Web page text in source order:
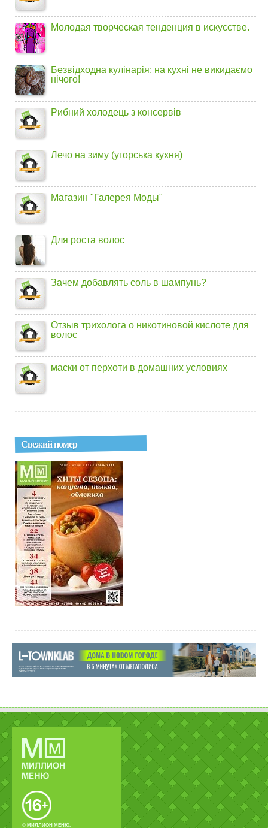
Молодая творческая тенденция в искусстве.
Безвідходна кулінарія: на кухні не викидаємо
нічого!
Рибний холодець з консервів
Лечо на зиму (угорська кухня)
Магазин "Галерея Моды"
Для роста волос
Зачем добавлять соль в шампунь?
Отзыв трихолога о никотиновой кислоте для
волос
маски от перхоти в домашних условиях
Свежий номер
© МИЛЛИОН МЕНЮ.